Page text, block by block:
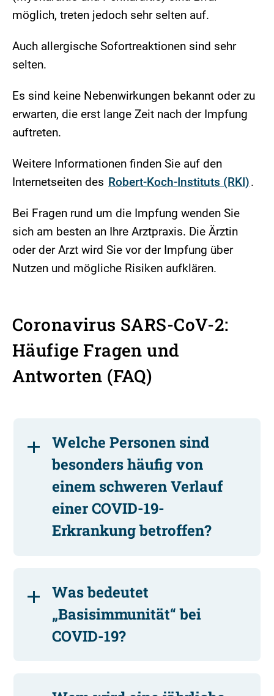
möglich, treten jedoch sehr selten auf.
Auch allergische Sofortreaktionen sind sehr
selten.
Es sind keine Nebenwirkungen bekannt oder zu
erwarten, die erst lange Zeit nach der Impfung
auftreten.
Weitere Informationen finden Sie auf den
Internetseiten des Robert-Koch-Instituts (RKI).
Bei Fragen rund um die Impfung wenden Sie
sich am besten an Ihre Arztpraxis. Die Ärztin
oder der Arzt wird Sie vor der Impfung über
Nutzen und mögliche Risiken aufklären.
Coronavirus SARS-CoV-2:
Häufige Fragen und
Antworten (FAQ)
Welche Personen sind
besonders häufig von
einem schweren Verlauf
einer COVID-19-
Erkrankung betroffen?
Was bedeutet
„Basisimmunität“ bei
COVID-19?